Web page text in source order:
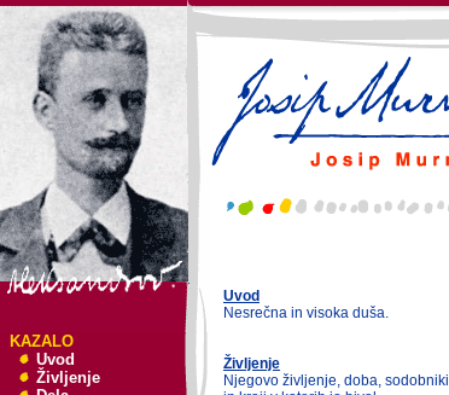
KAZALO
Uvod
Življenje
Uvod
Nesrečna in visoka duša.
Življenje
Njegovo življenje, doba, sodobniki